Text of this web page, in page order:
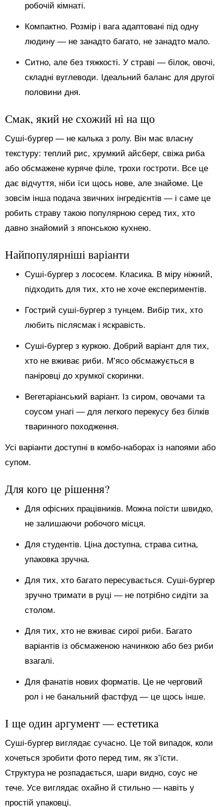
робочій кімнаті.
Компактно. Розмір і вага адаптовані під одну
людину — не занадто багато, не занадто мало.
Ситно, але без тяжкості. У страві — білок, овочі,
складні вуглеводи. Ідеальний баланс для другої
половини дня.
Смак, який не схожий ні на що
Суші-бургер — не калька з ролу. Він має власну
текстуру: теплий рис, хрумкий айсберг, свіжа риба
або обсмажене куряче філе, трохи гостроти. Все це
дає відчуття, ніби їси щось нове, але знайоме. Це
зовсім інша подача звичних інгредієнтів — і саме це
робить страву такою популярною серед тих, хто
давно знайомий з японською кухнею.
Найпопулярніші варіанти
Суші-бургер з лососем. Класика. В міру ніжний,
підходить для тих, хто не хоче експериментів.
Гострий суші-бургер з тунцем. Вибір тих, хто
любить післясмак і яскравість.
Суші-бургер з куркою. Добрий варіант для тих,
хто не вживає риби. М’ясо обсмажується в
паніровці до хрумкої скоринки.
Вегетаріанський варіант. Із сиром, овочами та
соусом унагі — для легкого перекусу без білків
тваринного походження.
Усі варіанти доступні в комбо-наборах із напоями або
супом.
Для кого це рішення?
Для офісних працівників. Можна поїсти швидко,
не залишаючи робочого місця.
Для студентів. Ціна доступна, страва ситна,
упаковка зручна.
Для тих, хто багато пересувається. Суші-бургер
зручно тримати в руці — не потрібно сидіти за
столом.
Для тих, хто не вживає сирої риби. Багато
варіантів із обсмаженою начинкою або без риби
взагалі.
Для фанатів нових форматів. Це не черговий
рол і не банальний фастфуд — це щось інше.
І ще один аргумент — естетика
Суші-бургер виглядає сучасно. Це той випадок, коли
хочеться зробити фото перед тим, як з’їсти.
Структура не розпадається, шари видно, соус не
тече. Усе виглядає охайно й стильно — навіть у
простій упаковці.